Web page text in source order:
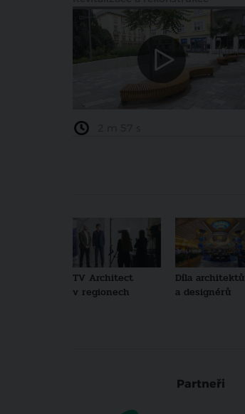
TV Architect
v regionech
Díla architektů
a designérů
Partneři